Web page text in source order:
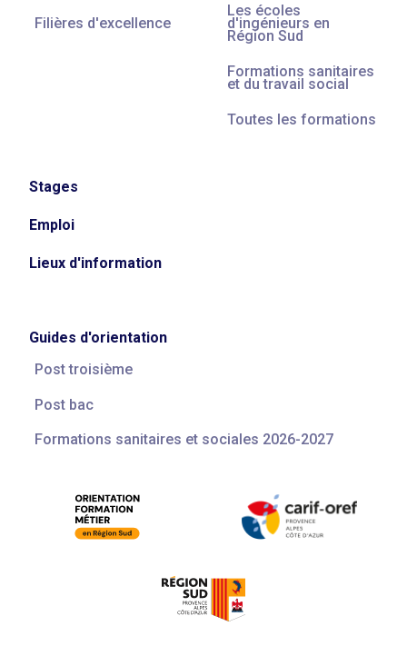
Filières d'excellence
Les écoles
d'ingénieurs en
Région Sud
Formations sanitaires
et du travail social
Toutes les formations
Stages
Emploi
Lieux d'information
Guides d'orientation
Post troisième
Post bac
Formations sanitaires et sociales 2026-2027